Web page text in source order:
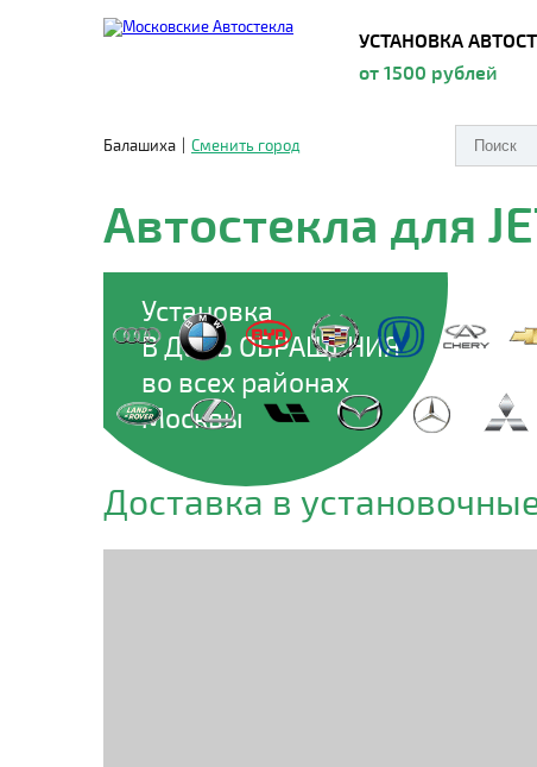
УСТАНОВКА
от 1500 рублей
Балашиха Сменить город
Автостекла для
Установка
В ДЕНЬ ОБРАЩЕНИЯ
во всех районах
Москвы
Доставка в